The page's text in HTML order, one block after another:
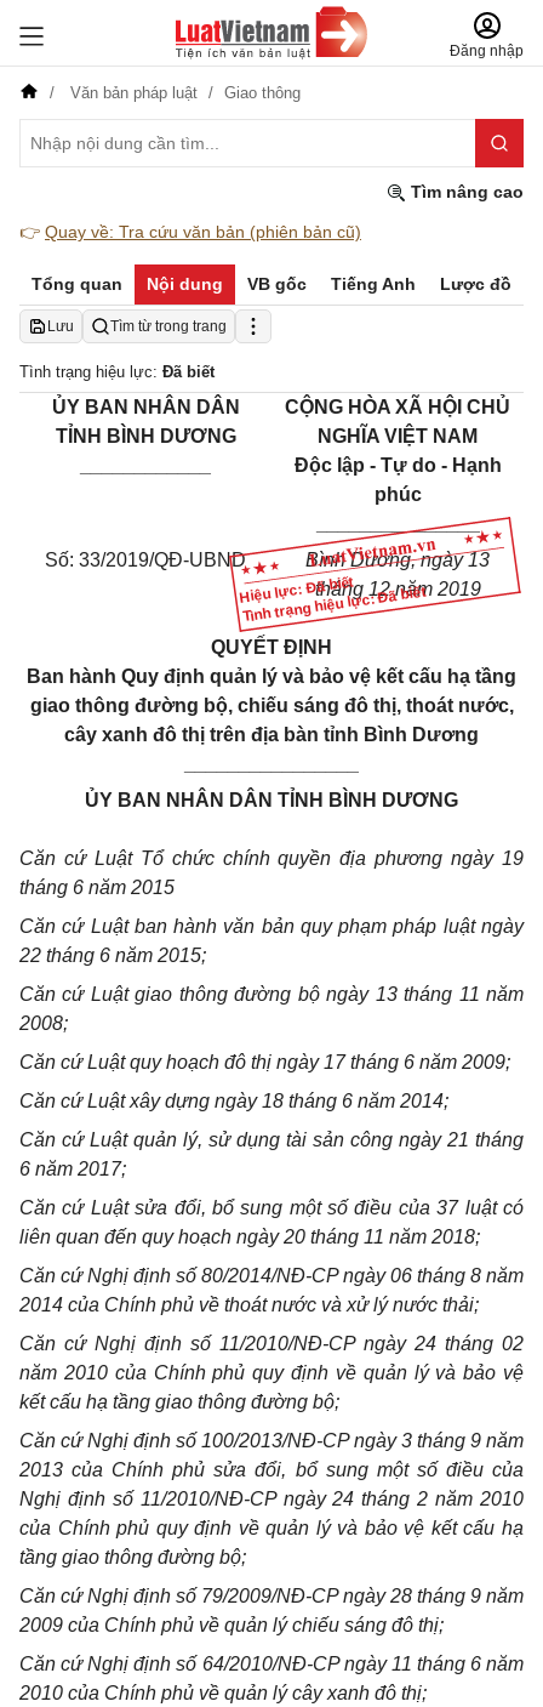
Đăng nhập
Văn bản pháp luật Giao thông
Tìm nâng cao
👉 Quay về: Tra cứu văn bản (phiên bản cũ)
Tổng quan Nội dung VB gốc Tiếng Anh Lược đồ
Lưu Tìm từ trong trang
Tình trạng hiệu lực: Đã biết
Hiệu lực: Đã biết
Tình trạng hiệu lực: Đã biết
ỦY BAN NHÂN DÂN
TỈNH BÌNH DƯƠNG
CỘNG HÒA XÃ HỘI CHỦ
NGHĨA VIỆT NAM
Độc lập - Tự do - Hạnh
phúc
_______________
Số: 33/2019/QĐ-UBND Bình Dương, ngày13
tháng 12 năm 2019
QUYẾT ĐỊNH
Ban hành Quy định quản lý và bảo vệ kết cấu hạ tầng
giao thông đường bộ, chiếu sáng đô thị, thoát nước,
cây xanh đô thị trên địa bàn tỉnh Bình Dương
ỦY BAN NHÂN DÂN TỈNH BÌNH DƯƠNG
Căn cứ Luật Tổ chức chính quyền địa phương ngày 19
tháng 6 năm 2015
Căn cứ Luật ban hành văn bản quy phạm pháp luật ngày
22 tháng 6 năm 2015;
Căn cứ Luật giao thông đường bộ ngày 13 tháng 11 năm
2008;
Căn cứ Luật quy hoạch đô thị ngày 17 tháng 6 năm 2009;
Căn cứ Luật xây dựng ngày 18 tháng 6 năm 2014;
Căn cứ Luật quản lý, sử dụng tài sản công ngày 21 tháng
6 năm 2017;
Căn cứ Luật sửa đổi, bổ sung một số điều của 37 luật có
liên quan đến quy hoạch ngày 20 tháng 11 năm 2018;
Căn cứ Nghị định số 80/2014/NĐ-CP ngày 06 tháng 8 năm
2014 của Chính phủ về thoát nước và xử lý nước thải;
Căn cứ Nghị định số 11/2010/NĐ-CP ngày 24 tháng 02
năm 2010 của Chính phủ quy định về quản lý và bảo vệ
kết cấu hạ tầng giao thông đường bộ;
Căn cứ Nghị định số 100/2013/NĐ-CP ngày 3 tháng 9 năm
2013 của Chínhphủ sửa đổi, bổ sung một số điều của
Nghị định số 11/2010/NĐ-CP ngày 24 tháng 2 năm 2010
của Chính phủ quy định về quản lý và bảo vệ kết cấu hạ
tầng giao thông đường bộ;
Căn cứ Nghị định số 79/2009/NĐ-CP ngày 28 tháng 9 năm
2009 của Chính phủ về quản lý chiếu sáng đô thị;
Căn cứ Nghị định số 64/2010/NĐ-CP ngày 11 tháng 6 năm
2010 của Chính phủ về quản lý cây xanh đô thị;